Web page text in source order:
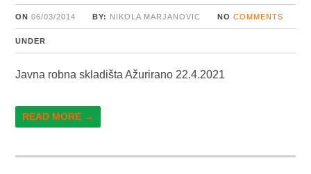
ON 06/03/2014 BY: NIKOLA MARJANOVIC NO COMMENTS
UNDER
Javna robna skladišta Ažurirano 22.4.2021
READ MORE →